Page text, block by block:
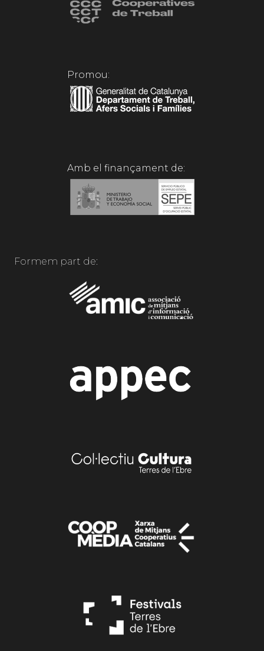
Promou:
Amb el finançament de:
Formem part de: